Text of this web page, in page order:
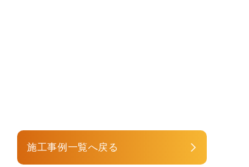
施工事例一覧へ戻る